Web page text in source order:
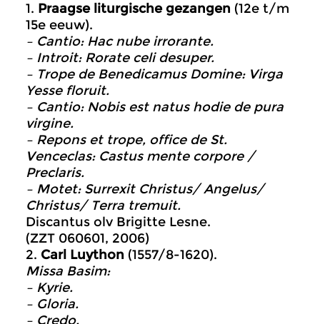
1. Praagse liturgische gezangen (12e t/m
15e eeuw).
– Cantio: Hac nube irrorante.
– Introit: Rorate celi desuper.
– Trope de Benedicamus Domine: Virga
Yesse floruit.
– Cantio: Nobis est natus hodie de pura
virgine.
– Repons et trope, office de St.
Venceclas: Castus mente corpore /
Preclaris.
– Motet: Surrexit Christus/ Angelus/
Christus/ Terra tremuit.
Discantus olv Brigitte Lesne.
(ZZT 060601, 2006)
2. Carl Luython (1557/8-1620).
Missa Basim:
– Kyrie.
– Gloria.
– Credo.